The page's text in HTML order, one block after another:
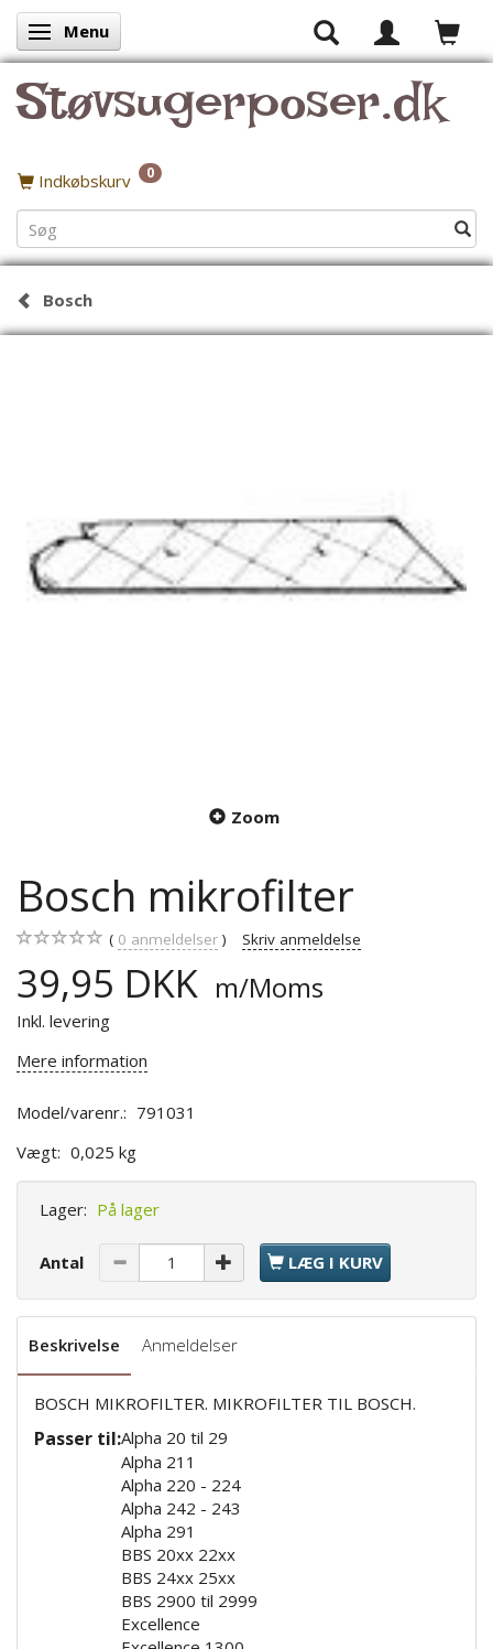
Skifte navigation
Menu
Støvsugerposer.dk
Indkøbskurv 0
Bosch
Zoom
Bosch mikrofilter
0 anmeldelser Skriv anmeldelse
39,95 DKK m/Moms
Inkl. levering
Mere information
Model/varenr.: 791031
Vægt: 0,025 kg
Lager: På lager
Antal LÆG I KURV
Beskrivelse Anmeldelser
BOSCH MIKROFILTER. MIKROFILTER TIL BOSCH.
Passer til:Alpha 20 til 29
Alpha 211
Alpha 220 - 224
Alpha 242 - 243
Alpha 291
BBS 20xx 22xx
BBS 24xx 25xx
BBS 2900 til 2999
Excellence